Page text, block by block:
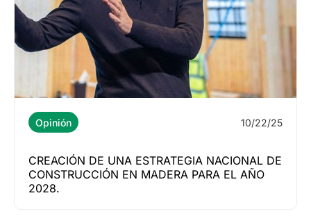
Opinión 10/22/25
CREACIÓN DE UNA ESTRATEGIA NACIONAL DE
CONSTRUCCIÓN EN MADERA PARA EL AÑO
2028.